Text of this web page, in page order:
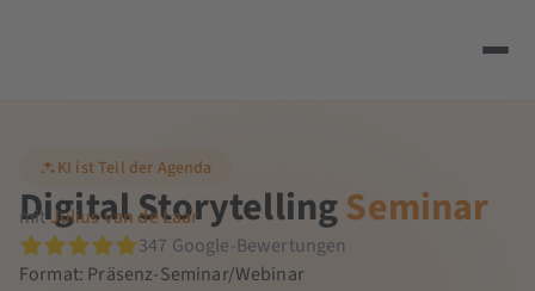
KI ist Teil der Agenda
Digital StorytellingSeminar
mitJulius van de Laar
347 Google-Bewertungen
Format: Präsenz-Seminar/Webinar